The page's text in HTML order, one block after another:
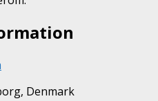
Denmark